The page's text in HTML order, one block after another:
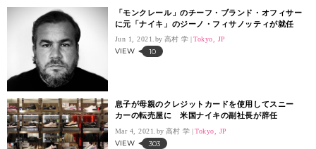
「モンクレール」のチーフ・ブランド・オフィサー
に元「ナイキ」のジーノ・フィサノッティが就任
Jun 1, 2021. 高村 学 Tokyo, JP
VIEW 10
息子が母親のクレジットカードを使用してスニー
カーの転売屋に 米国ナイキの副社長が辞任
Mar 4, 2021. 高村 学 Tokyo, JP
VIEW 303